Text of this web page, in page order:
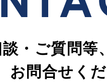
談・ご質問等
お問合せく